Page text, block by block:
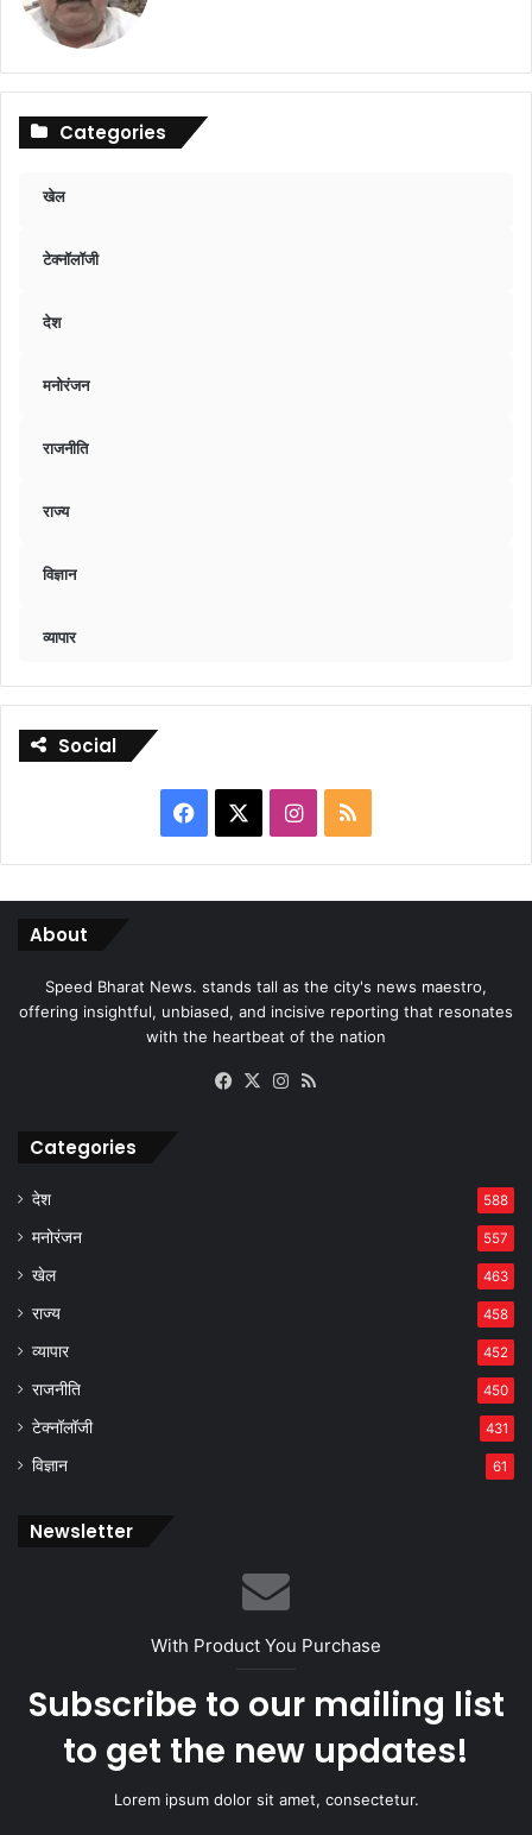
Categories
खेल
टेक्नॉलॉजी
देश
मनोरंजन
राजनीति
राज्य
विज्ञान
व्यापार
Social
Facebook Instagram
RSS
About
Speed Bharat News. stands tall as the city's news maestro,
offering insightful, unbiased, and incisive reporting that resonates
with the heartbeat of the nation
Facebook
X Instagram
Categories
देश 588
मनोरंजन 557
खेल 463
राज्य 458
व्यापार 452
राजनीति 450
टेक्नॉलॉजी 431
विज्ञान 61
Newsletter
With Product You Purchase
Subscribe to our mailing list
to get the new updates!
Lorem ipsum dolor sit amet, consectetur.